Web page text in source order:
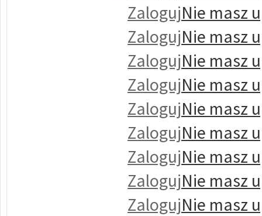
ZalogujNie masz
ZalogujNie masz
ZalogujNie masz
ZalogujNie masz
ZalogujNie masz
ZalogujNie masz
ZalogujNie masz
ZalogujNie masz
ZalogujNie masz